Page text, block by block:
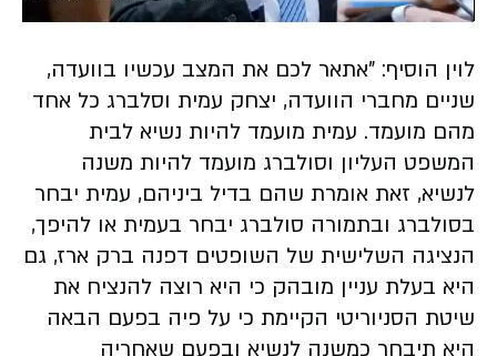
Video
לוין הוסיף: "אתאר לכם את המצב עכשיו בוועדה,
שניים מחברי הוועדה, יצחק עמית וסלברג כל אחד
מהם מועמד. עמית מועמד להיות נשיא לבית
המשפט העליון וסולברג מועמד להיות משנה
לנשיא, זאת אומרת שהם בדיל ביניהם, עמית יבחר
בסולברג ובתמורה סולברג יבחר בעמית או להיפך,
הנציגה השלישית של השופטים דפנה ברק ארז, גם
היא בעלת עניין מובהק כי היא רוצה להנציח את
שיטת הסניוריטי הקיימת כי על פיה בפעם הבאה
היא תיבחר כמשנה לנשיא ובפעם שאחריה